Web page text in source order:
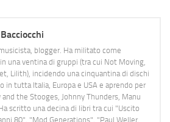
blogger. Ha militato come
una ventina di gruppi (tra cui Not Moving,
Lilith), incidendo una cinquantina di dischi
in tutta Italia, Europa e USA e aprendo per
and the Stooges, Johnny Thunders, Manu
scritto una decina di libri tra cui "Uscito
80", "Mod Generations", "Paul Weller,